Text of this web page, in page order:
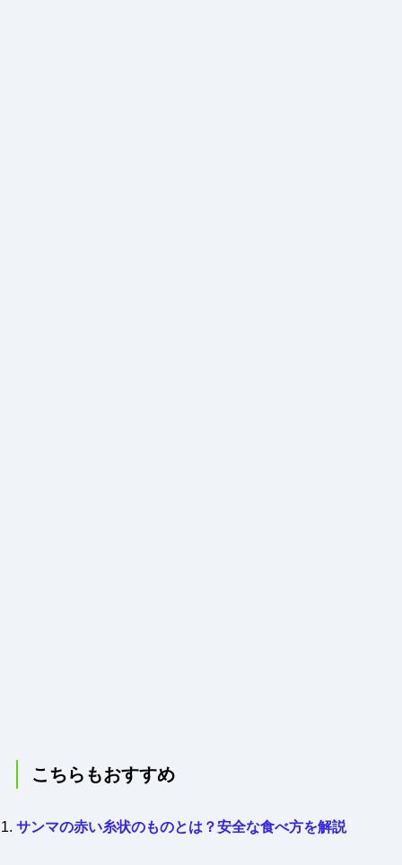
こちらもおすすめ
サンマの赤い糸状のものとは？安全な食べ方を解説